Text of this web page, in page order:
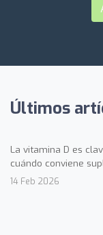
Últimos
La vitamina D es
cuándo conviene
14 Feb 2026